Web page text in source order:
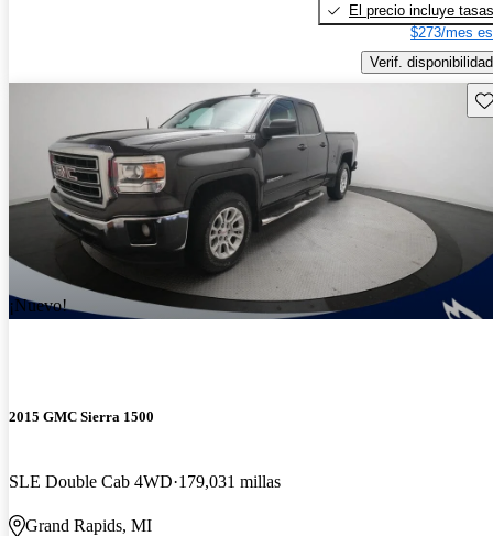
El precio incluye tasas
$273/mes
Verif. disponibilidad
¡Nuevo!
2015 GMC Sierra 1500
SLE Double Cab 4WD 179,031 millas
Grand Rapids, MI